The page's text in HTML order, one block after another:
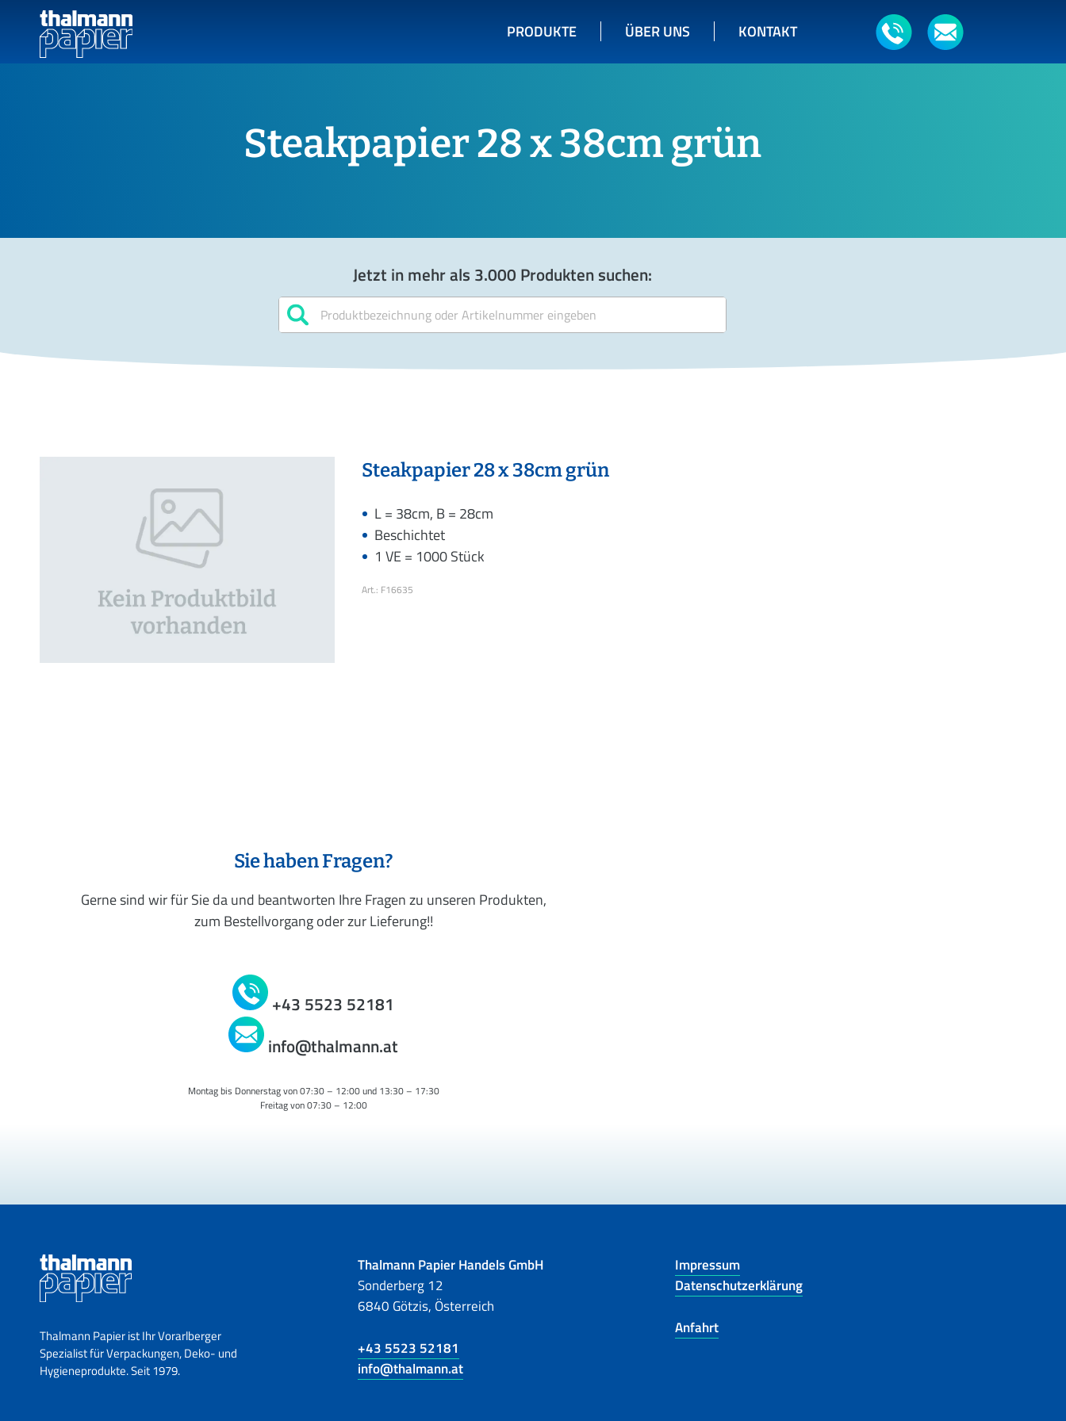
PRODUKTE ÜBER UNS KONTAKT
Steakpapier 28 x 38cm grün
Jetzt in mehr als 3.000 Produkten suchen:
Steakpapier 28 x 38cm grün
L = 38cm, B = 28cm
Beschichtet
1 VE = 1000 Stück
Art.: F16635
Sie haben Fragen?
Gerne sind wir für Sie da und beantworten Ihre Fragen zu unseren Produkten,
zum Bestellvorgang oder zur Lieferung!!
+43 5523 52181
info@thalmann.at
Montag bis Donnerstag von 07:30 – 12:00 und 13:30 – 17:30
Freitag von 07:30 – 12:00
Thalmann Papier ist Ihr Vorarlberger
Spezialist für Verpackungen, Deko- und
Hygieneprodukte. Seit 1979.
Thalmann Papier Handels GmbH
Sonderberg 12
6840 Götzis, Österreich
+43 5523 52181
info@thalmann.at
Impressum
Datenschutzerklärung
Anfahrt